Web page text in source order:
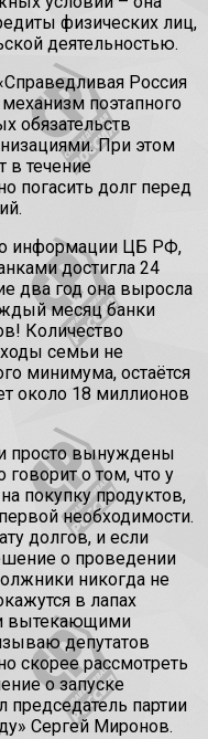
физических лиц,
деятельностью.
Россия
поэтапного
обязательств
При этом
течение
погасить долг перед
информации ЦБ РФ,
достигла 24
два год она выросла
месяц банки
Количество
семьи не
минимума, остаётся
около 18 миллионов
просто вынуждены
говорит о том, что у
покупку продуктов,
необходимости.
долгов, и если
о проведении
никогда не
в лапах
вытекающими
депутатов
скорее рассмотреть
о запуске
председатель партии
Сергей Миронов.